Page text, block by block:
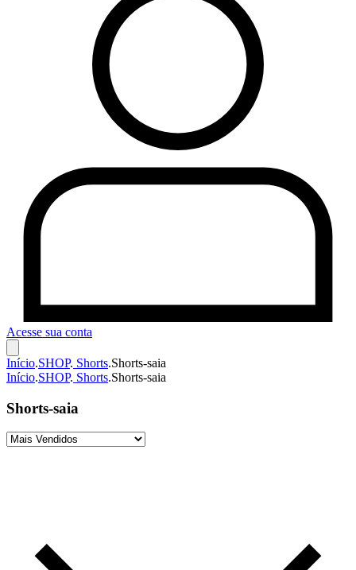
Acesse sua conta
Início.SHOP. Shorts.Shorts-saia
Início.SHOP. Shorts.Shorts-saia
Shorts-saia